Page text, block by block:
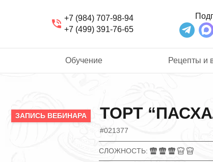
+7 (984) 707-98-94
+7 (499) 391-76-65
Обучение Рецепты и
ЗАПИСЬ ВЕБИНАРА ТОРТ
#021377
СЛОЖНОСТЬ